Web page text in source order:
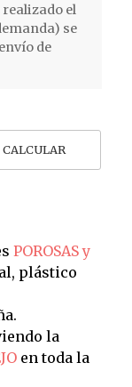
el
se
de
CALCULAR
POROSAS y
plástico
la
en toda la